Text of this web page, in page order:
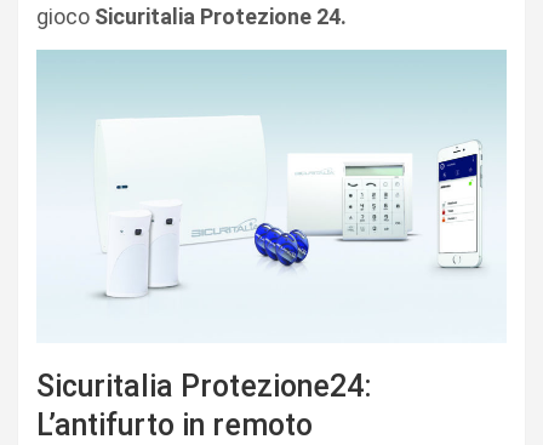
gioco Sicuritalia Protezione 24.
Sicuritalia Protezione24:
L’antifurto in remoto